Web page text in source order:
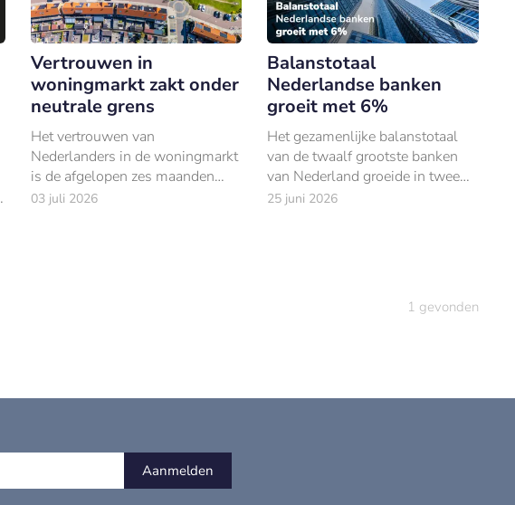
Vertrouwen in
woningmarkt zakt onder
neutrale grens
Het vertrouwen van
Nederlanders in de woningmarkt
is de afgelopen zes maanden
fors afgenomen.
03 juli 2026
Balanstotaal
Nederlandse banken
groeit met 6%
Het gezamenlijke balanstotaal
van de twaalf grootste banken
van Nederland groeide in twee
jaar tijd met circa 6%, tot €2.486
25 juni 2026
1 gevonden
Aanmelden